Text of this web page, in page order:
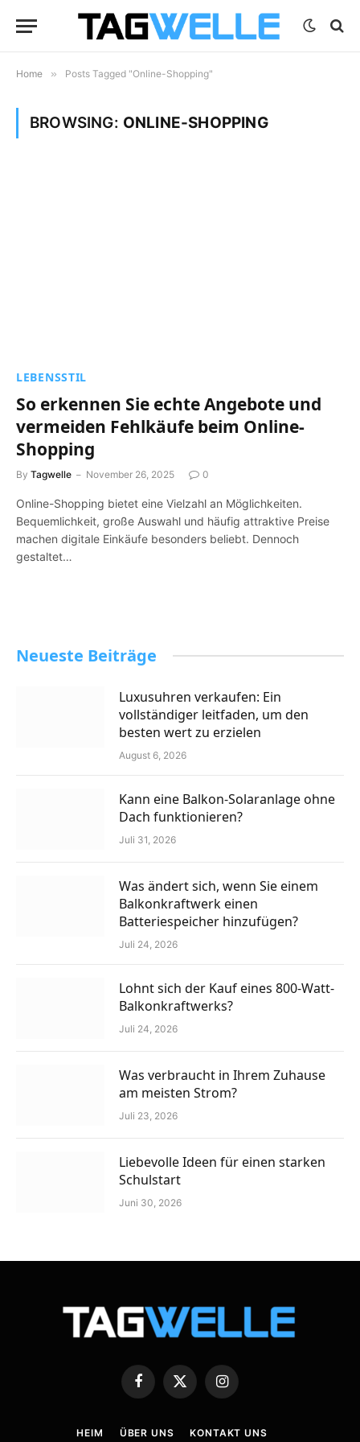
Home » Posts Tagged "Online-Shopping"
BROWSING: ONLINE-SHOPPING
LEBENSSTIL
So erkennen Sie echte Angebote und
vermeiden Fehlkäufe beim Online-
Shopping
By Tagwelle November 26, 2025 0
Online-Shopping bietet eine Vielzahl an Möglichkeiten.
Bequemlichkeit, große Auswahl und häufig attraktive Preise
machen digitale Einkäufe besonders beliebt. Dennoch
gestaltet…
Neueste Beiträge
Luxusuhren verkaufen: Ein
vollständiger leitfaden, um den
besten wert zu erzielen
August 6, 2026
Kann eine Balkon-Solaranlage ohne
Dach funktionieren?
Juli 31, 2026
Was ändert sich, wenn Sie einem
Balkonkraftwerk einen
Batteriespeicher hinzufügen?
Juli 24, 2026
Lohnt sich der Kauf eines 800-Watt-
Balkonkraftwerks?
Juli 24, 2026
Was verbraucht in Ihrem Zuhause
am meisten Strom?
Juli 23, 2026
Liebevolle Ideen für einen starken
Schulstart
Juni 30, 2026
Facebook
X
(Twitter)
Instagram
HEIM ÜBER UNS KONTAKT UNS